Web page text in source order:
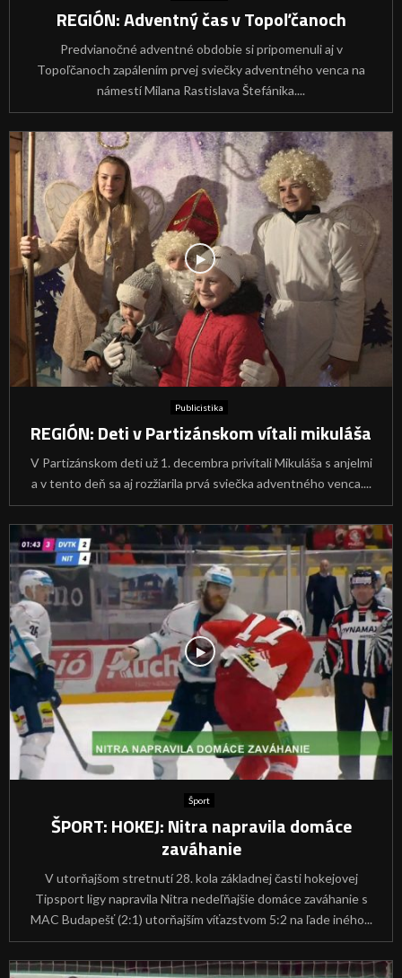
REGIÓN: Adventný čas v Topoľčanoch
Predvianočné adventné obdobie si pripomenuli aj v
Topoľčanoch zapálením prvej sviečky adventného venca na
námestí Milana Rastislava Štefánika....
Publicistika
REGIÓN: Deti v Partizánskom vítali mikuláša
V Partizánskom deti už 1. decembra privítali Mikuláša s anjelmi
a v tento deň sa aj rozžiarila prvá sviečka adventného venca....
Šport
ŠPORT: HOKEJ: Nitra napravila domáce
zaváhanie
V utorňajšom stretnutí 28. kola základnej časti hokejovej
Tipsport ligy napravila Nitra nedeľňajšie domáce zaváhanie s
MAC Budapešť (2:1) utorňajším víťazstvom 5:2 na ľade iného...